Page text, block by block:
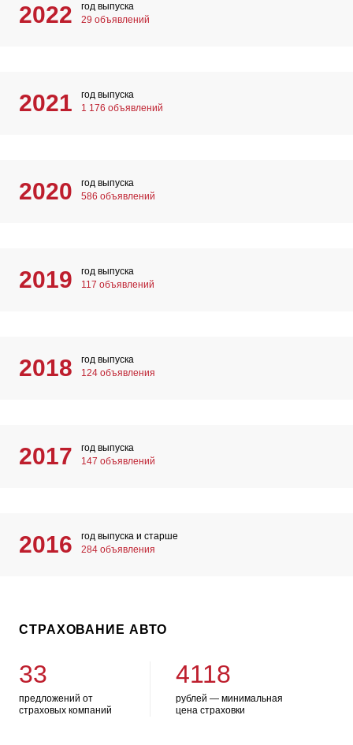
2022
год выпуска
29 объявлений
2021
год выпуска
1 176 объявлений
2020
год выпуска
586 объявлений
2019
год выпуска
117 объявлений
2018
год выпуска
124 объявления
2017
год выпуска
147 объявлений
2016
год выпуска и старше
284 объявления
СТРАХОВАНИЕ АВТО
33
предложений от
страховых компаний
4118
рублей — минимальная
цена страховки